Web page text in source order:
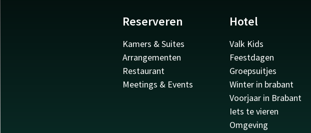
Reserveren
Kamers & Suites
Arrangementen
Restaurant
Meetings & Events
Hotel
Valk Kids
Feestdagen
Groepsuitjes
Winter in brabant
Voorjaar in Brabant
Iets te vieren
Omgeving